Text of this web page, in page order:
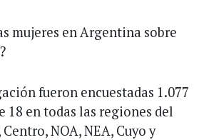
mujeres en Argentina sobre
fueron encuestadas 1.077
18 en todas las regiones del
NOA, NEA, Cuyo y